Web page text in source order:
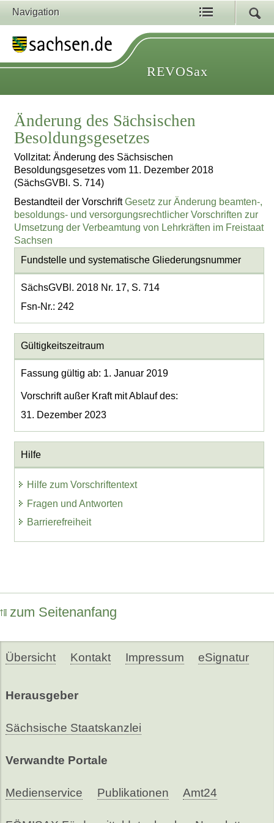
Navigation
REVOSax
Änderung des Sächsischen
Besoldungsgesetzes
Vollzitat: Änderung des Sächsischen
Besoldungsgesetzes vom 11. Dezember 2018
(SächsGVBl. S. 714)
Bestandteil der VorschriftGesetz zur Änderung beamten-,
besoldungs- und versorgungsrechtlicher Vorschriften zur
Umsetzung der Verbeamtung von Lehrkräften im Freistaat
Sachsen
Fundstelle und systematische Gliederungsnummer
SächsGVBl. 2018 Nr. 17, S. 714
Fsn-Nr.: 242
Gültigkeitszeitraum
Fassung gültig ab: 1. Januar 2019
Vorschrift außer Kraft mit Ablauf des:
31. Dezember 2023
Hilfe
Hilfe zum Vorschriftentext
Fragen und Antworten
Barrierefreiheit
zum Seitenanfang
Übersicht Kontakt Impressum eSignatur
Herausgeber
Sächsische Staatskanzlei
Verwandte Portale
Medienservice Publikationen Amt24